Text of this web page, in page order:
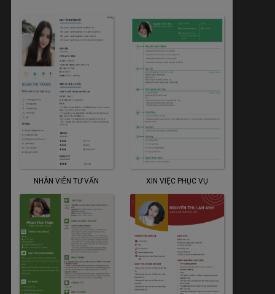
NHÂN VIÊN TƯ VẤN XIN VIỆC PHỤC VỤ